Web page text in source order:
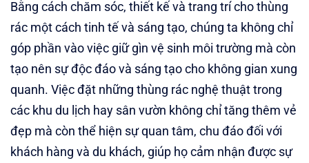
Bằng cách chăm sóc, thiết kế và trang trí cho thùng
rác một cách tinh tế và sáng tạo, chúng ta không chỉ
góp phần vào việc giữ gìn vệ sinh môi trường mà còn
tạo nên sự độc đáo và sáng tạo cho không gian xung
quanh. Việc đặt những thùng rác nghệ thuật trong
các khu du lịch hay sân vườn không chỉ tăng thêm vẻ
đẹp mà còn thể hiện sự quan tâm, chu đáo đối với
khách hàng và du khách, giúp họ cảm nhận được sự